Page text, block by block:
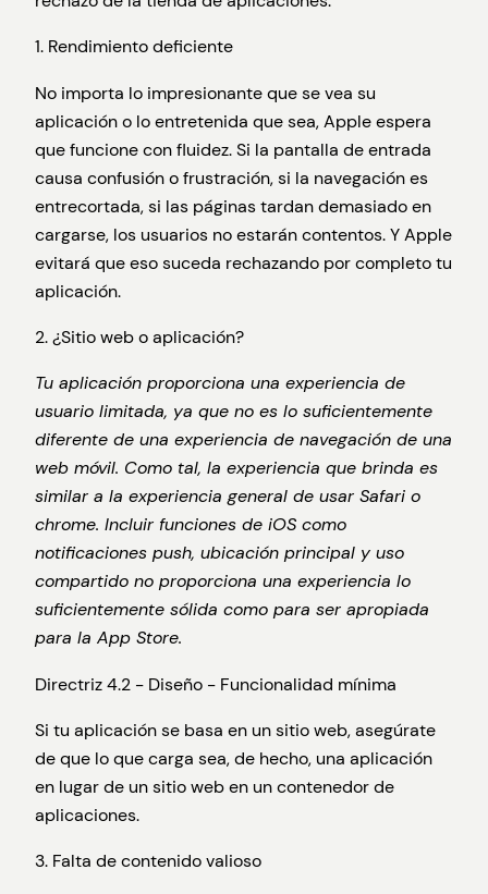
1. Rendimiento deficiente
No importa lo impresionante que se vea su
aplicación o lo entretenida que sea, Apple espera
que funcione con fluidez. Si la pantalla de entrada
causa confusión o frustración, si la navegación es
entrecortada, si las páginas tardan demasiado en
cargarse, los usuarios no estarán contentos. Y Apple
evitará que eso suceda rechazando por completo tu
aplicación.
2. ¿Sitio web o aplicación?
Tu aplicación proporciona una experiencia de
usuario limitada, ya que no es lo suficientemente
diferente de una experiencia de navegación de una
web móvil. Como tal, la experiencia que brinda es
similar a la experiencia general de usar Safari o
chrome. Incluir funciones de iOS como
notificaciones push, ubicación principal y uso
compartido no proporciona una experiencia lo
suficientemente sólida como para ser apropiada
para la App Store.
Directriz 4.2 - Diseño - Funcionalidad mínima
Si tu aplicación se basa en un sitio web, asegúrate
de que lo que carga sea, de hecho, una aplicación
en lugar de un sitio web en un contenedor de
aplicaciones.
3. Falta de contenido valioso